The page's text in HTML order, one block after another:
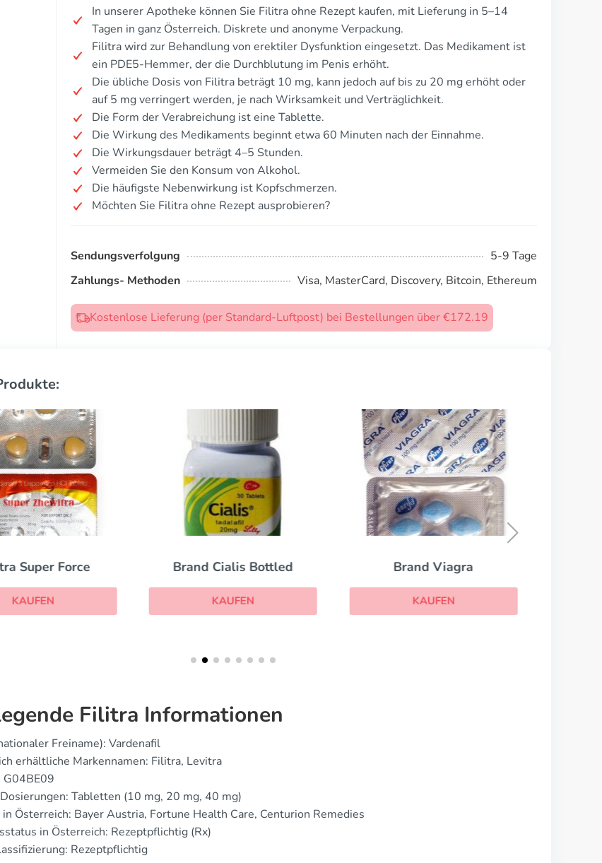
In unserer Apotheke können Sie Filitra ohne Rezept kaufen, mit Lieferung in 5–14
Tagen in ganz Österreich. Diskrete und anonyme Verpackung.
Filitra wird zur Behandlung von erektiler Dysfunktion eingesetzt. Das Medikament ist
ein PDE5-Hemmer, der die Durchblutung im Penis erhöht.
Die übliche Dosis von Filitra beträgt 10 mg, kann jedoch auf bis zu 20 mg erhöht oder
auf 5 mg verringert werden, je nach Wirksamkeit und Verträglichkeit.
Die Form der Verabreichung ist eine Tablette.
Die Wirkung des Medikaments beginnt etwa 60 Minuten nach der Einnahme.
Die Wirkungsdauer beträgt 4–5 Stunden.
Vermeiden Sie den Konsum von Alkohol.
Die häufigste Nebenwirkung ist Kopfschmerzen.
Möchten Sie Filitra ohne Rezept ausprobieren?
Sendungsverfolgung
5-9 Tage
Zahlungs- Methoden
Visa, MasterCard, Discovery, Bitcoin, Ethereum
Kostenlose Lieferung (per Standard-Luftpost) bei Bestellungen über €172.19
Super Force
KAUFEN
Brand Cialis Bottled
KAUFEN
Brand Viagra
KAUFEN
Filitra Informationen
Freiname): Vardenafil
erhältliche Markennamen: Filitra, Levitra
G04BE09
Tabletten (10 mg, 20 mg, 40 mg)
Österreich: Bayer Austria, Fortune Health Care, Centurion Remedies
in Österreich: Rezeptpflichtig (Rx)
Rezeptpflichtig